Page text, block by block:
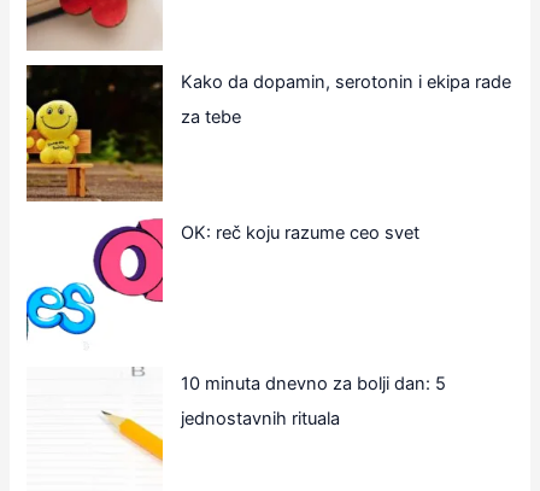
Kako da dopamin, serotonin i ekipa rade
za tebe
OK: reč koju razume ceo svet
10 minuta dnevno za bolji dan: 5
jednostavnih rituala